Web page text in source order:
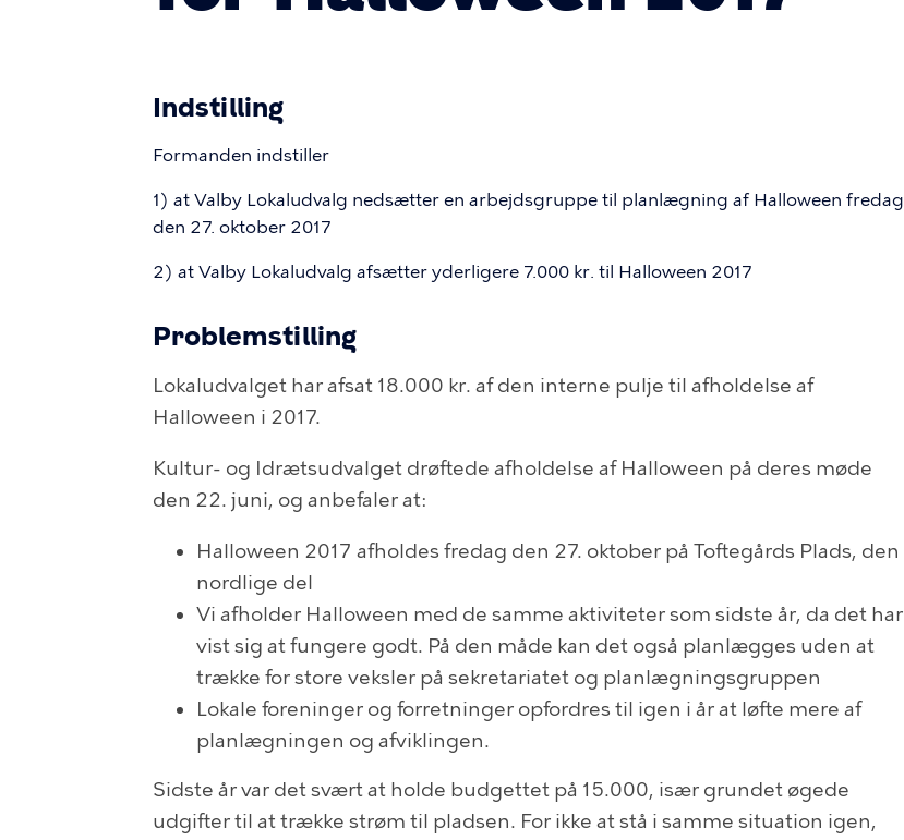
Indstilling
Formanden indstiller
1) at Valby Lokaludvalg nedsætter en arbejdsgruppe til planlægning af Halloween fredag
den 27. oktober 2017
2) at Valby Lokaludvalg afsætter yderligere 7.000 kr. til Halloween 2017
Problemstilling
Lokaludvalget har afsat 18.000 kr. af den interne pulje til afholdelse af
Halloween i 2017.
Kultur- og Idrætsudvalget drøftede afholdelse af Halloween på deres møde
den 22. juni, og anbefaler at:
Halloween 2017 afholdes fredag den 27. oktober på Toftegårds Plads, den
nordlige del
Vi afholder Halloween med de samme aktiviteter som sidste år, da det har
vist sig at fungere godt. På den måde kan det også planlægges uden at
trække for store veksler på sekretariatet og planlægningsgruppen
Lokale foreninger og forretninger opfordres til igen i år at løfte mere af
planlægningen og afviklingen.
Sidste år var det svært at holde budgettet på 15.000, især grundet øgede
udgifter til at trække strøm til pladsen. For ikke at stå i samme situation igen,